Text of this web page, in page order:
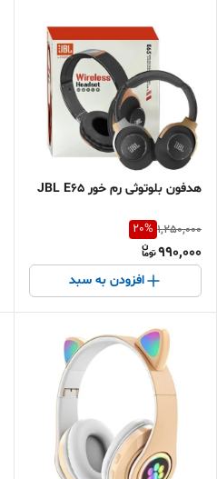
هدفون بلوتوثی رم خور JBL E65
1,250,000
20%
990,000
افزودن به سبد